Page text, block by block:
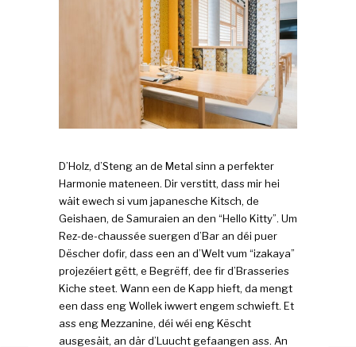
D’Holz, d’Steng an de Metal sinn a perfekter
Harmonie mateneen. Dir verstitt, dass mir hei
wäit ewech si vum japanesche Kitsch, de
Geishaen, de Samuraien an den “Hello Kitty”. Um
Rez-de-chaussée suergen d’Bar an déi puer
Dëscher dofir, dass een an d’Welt vum “izakaya”
projezéiert gëtt, e Begrëff, dee fir d’Brasseries
Kiche steet. Wann een de Kapp hieft, da mengt
een dass eng Wollek iwwert engem schwieft. Et
ass eng Mezzanine, déi wéi eng Këscht
ausgesäit, an där d’Luucht gefaangen ass. An